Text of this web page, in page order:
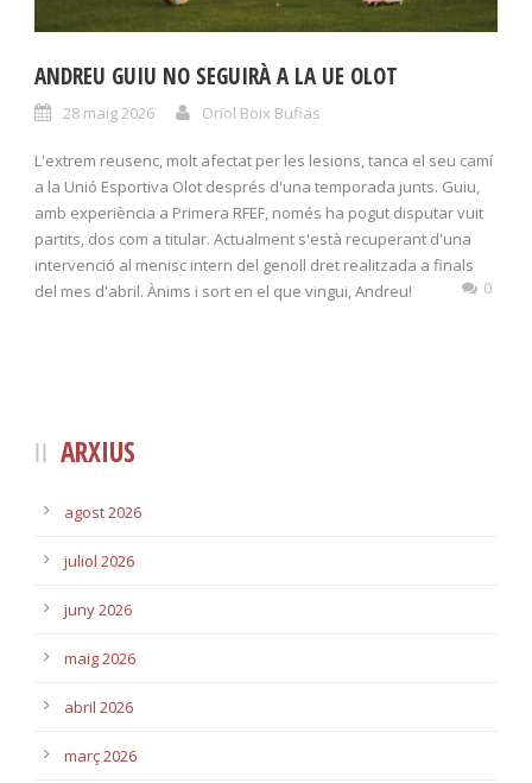
ANDREU GUIU NO SEGUIRÀ A LA UE OLOT
28 maig 2026 Oriol Boix Bufias
L'extrem reusenc, molt afectat per les lesions, tanca el seu camí
a la Unió Esportiva Olot després d'una temporada junts. Guiu,
amb experiència a Primera RFEF, només ha pogut disputar vuit
partits, dos com a titular. Actualment s'està recuperant d'una
intervenció al menisc intern del genoll dret realitzada a finals
del mes d'abril. Ànims i sort en el que vingui, Andreu!
0
ARXIUS
agost 2026
juliol 2026
juny 2026
maig 2026
abril 2026
març 2026